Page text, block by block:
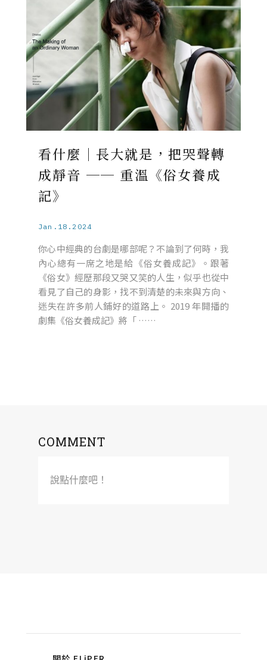
看什麼｜長大就是，把哭聲轉
成靜音 ── 重溫《俗女養成
記》
Jan.18.2024
你心中經典的台劇是哪部呢？不論到了何時，我
內心總有一席之地是給《俗女養成記》。跟著
《俗女》經歷那段又哭又笑的人生，似乎也從中
看見了自己的身影，找不到清楚的未來與方向、
迷失在許多前人鋪好的道路上。 2019 年開播的
劇集《俗女養成記》將「 ……
COMMENT
說點什麼吧！